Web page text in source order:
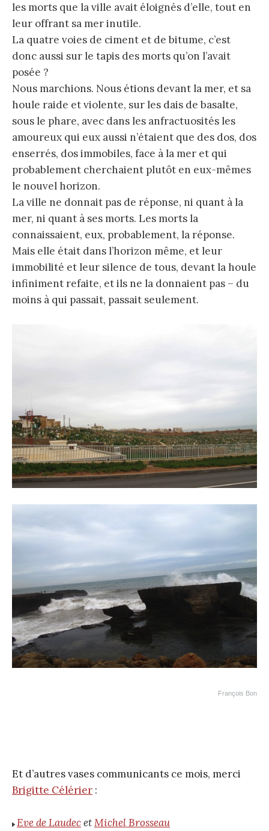
les morts que la ville avait éloignés d’elle, tout en
leur offrant sa mer inutile.
La quatre voies de ciment et de bitume, c’est
donc aussi sur le tapis des morts qu’on l’avait
posée ?
Nous marchions. Nous étions devant la mer, et sa
houle raide et violente, sur les dais de basalte,
sous le phare, avec dans les anfractuosités les
amoureux qui eux aussi n’étaient que des dos, dos
enserrés, dos immobiles, face à la mer et qui
probablement cherchaient plutôt en eux-mêmes
le nouvel horizon.
La ville ne donnait pas de réponse, ni quant à la
mer, ni quant à ses morts. Les morts la
connaissaient, eux, probablement, la réponse.
Mais elle était dans l’horizon même, et leur
immobilité et leur silence de tous, devant la houle
infiniment refaite, et ils ne la donnaient pas – du
moins à qui passait, passait seulement.
François Bon
Et d’autres vases communicants ce mois, merci
Brigitte Célérier :
Eve de LaudecetMichel Brosseau